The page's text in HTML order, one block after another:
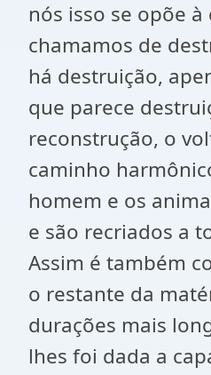
nós isso se opõe à
chamamos de
há destruição,
que parece
reconstrução, o
caminho
homem e os
e são recriados a
Assim é também
o restante da
durações mais
lhes foi dada a